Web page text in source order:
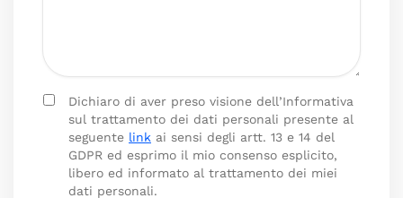
Dichiaro di aver preso visione dell’Informativa
sul trattamento dei dati personali presente al
seguente link ai sensi degli artt. 13 e 14 del
GDPR ed esprimo il mio consenso esplicito,
libero ed informato al trattamento dei miei
dati personali.